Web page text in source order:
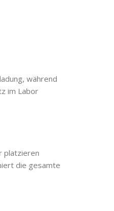
während
im Labor
platzieren
die gesamte